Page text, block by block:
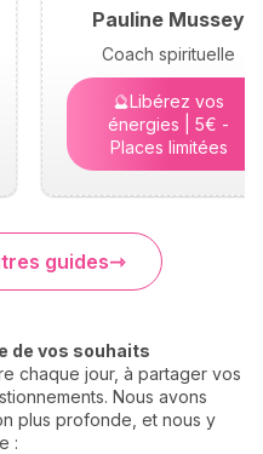
Pauline Mussey
Coach spirituelle
🔮Libérez vos
énergies | 5€ -
Places limitées
guides
de vos souhaits
chaque jour, à partager vos
Nous avons
plus profonde, et nous y
: